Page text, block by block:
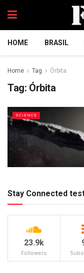
HOME BRASIL
Home Tag Órbita
Tag: Órbita
SCIENCE
Stay Connected
23.9k
Followers